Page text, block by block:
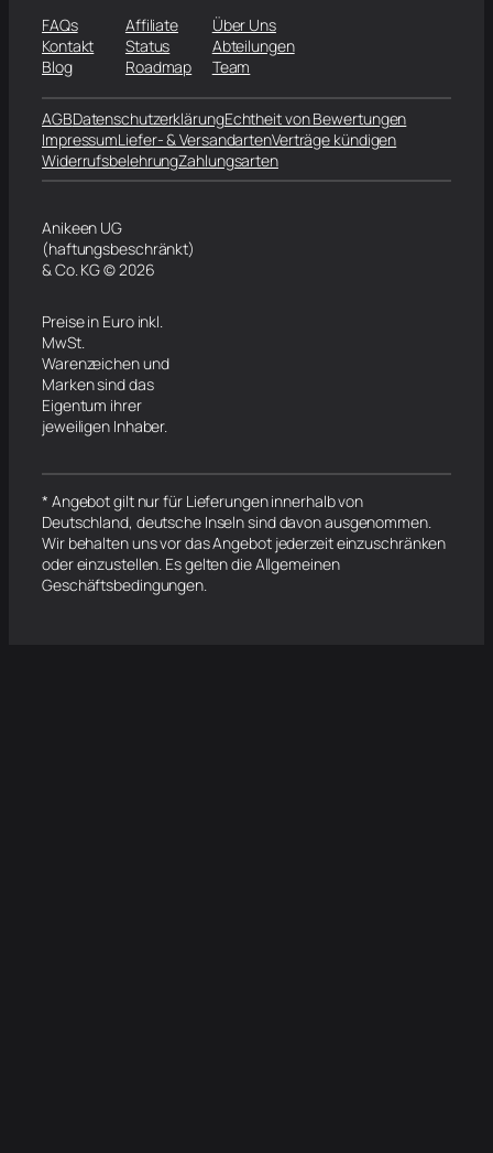
FAQs
Kontakt
Blog
Affiliate
Status
Roadmap
Über Uns
Abteilungen
Team
AGBDatenschutzerklärungEchtheit von Bewertungen
ImpressumLiefer- & VersandartenVerträge kündigen
WiderrufsbelehrungZahlungsarten
Anikeen UG
(haftungsbeschränkt)
& Co. KG © 2026
Preise in Euro inkl.
MwSt.
Warenzeichen und
Marken sind das
Eigentum ihrer
jeweiligen Inhaber.
* Angebot gilt nur für Lieferungen innerhalb von
Deutschland, deutsche Inseln sind davon ausgenommen.
Wir behalten uns vor das Angebot jederzeit einzuschränken
oder einzustellen. Es gelten die Allgemeinen
Geschäftsbedingungen.